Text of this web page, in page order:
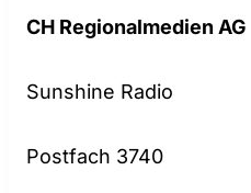
CH Regionalmedien AG
Sunshine Radio
Postfach 3740